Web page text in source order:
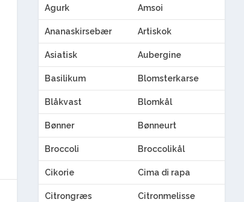
Agurk Amsoi
Ananaskirsebær Artiskok
Asiatisk Aubergine
Basilikum Blomsterkarse
Blåkvast Blomkål
Bønner Bønneurt
Broccoli Broccolikål
Cikorie Cima di rapa
Citrongræs Citronmelisse